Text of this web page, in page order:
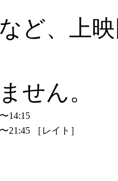
ど、上
せん。
14:15
21:45 ［レイト］